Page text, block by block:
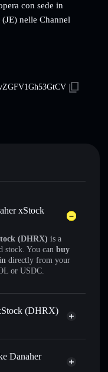
con sede in
(JE) nelle Channel
xStock
(DHRX) is a
stock. You can buy
directly from your
or USDC.
(DHRX)
swapped
Danaher